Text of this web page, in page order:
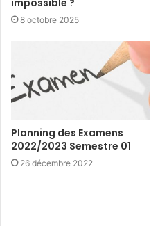
8 octobre 2025
Planning des Examens
2022/2023 Semestre 01
26 décembre 2022